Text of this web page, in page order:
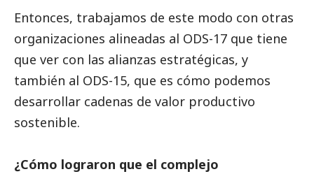
Entonces, trabajamos de este modo con otras
organizaciones alineadas al ODS-17 que tiene
que ver con las alianzas estratégicas, y
también al ODS-15, que es cómo podemos
desarrollar cadenas de valor productivo
sostenible.
¿Cómo lograron que el complejo